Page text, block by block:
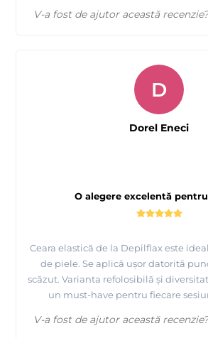
V-a fost de ajutor această recenzie?
O alegere excelentă
Ceara elastică de la Depilflax este
de piele. Se aplică ușor datorită
scăzut. Varianta refolosibilă și
un must-have pentru fiecare
D
Dorel Eneci
V-a fost de ajutor această recenzie?